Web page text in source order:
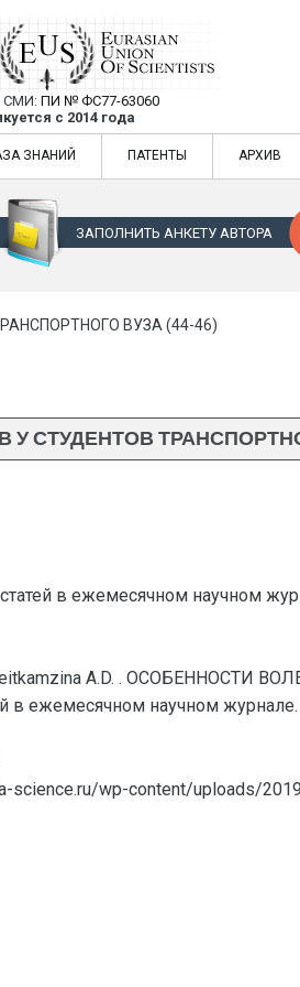
Ученых —
СМИ:ПИ № ФС77-63060
с 2014 года
публикация научных статей в
ЗНАНИЙ ПАТЕНТЫ АРХИВ
ЗАПОЛНИТЬ АНКЕТУ АВТОРА
ВУЗА (44-46)
СТУДЕНТОВ
в ежемесячном научном
Seitkamzina A.D. .
ежемесячном научном журнале.
wp-content/uploads/